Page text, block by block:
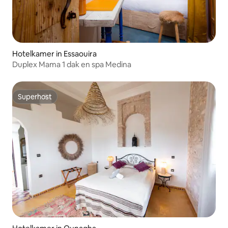
Hotelkamer in Essaouira
Duplex Mama 1 dak en spa Medina
Superhost
Superhost